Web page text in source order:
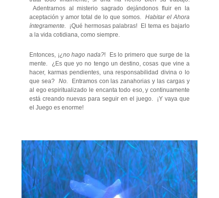
Adentrarnos al misterio sagrado dejándonos fluir en la
aceptación y amor total de lo que somos. Habitar el Ahora
íntegramente. ¡Qué hermosas palabras! El tema es bajarlo
a la vida cotidiana, como siempre.
Entonces, ¡¿no hago nada?! Es lo primero que surge de la
mente. ¿Es que yo no tengo un destino, cosas que vine a
hacer, karmas pendientes, una responsabilidad divina o lo
que sea? No.
Entramos con las zanahorias y las cargas y
al ego espiritualizado le encanta todo eso, y continuamente
está creando nuevas para seguir en el juego. ¡Y vaya que
el Juego es enorme!